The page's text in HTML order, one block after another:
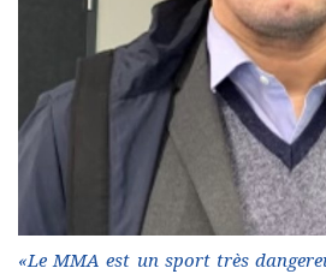
«Le MMA est un sport très